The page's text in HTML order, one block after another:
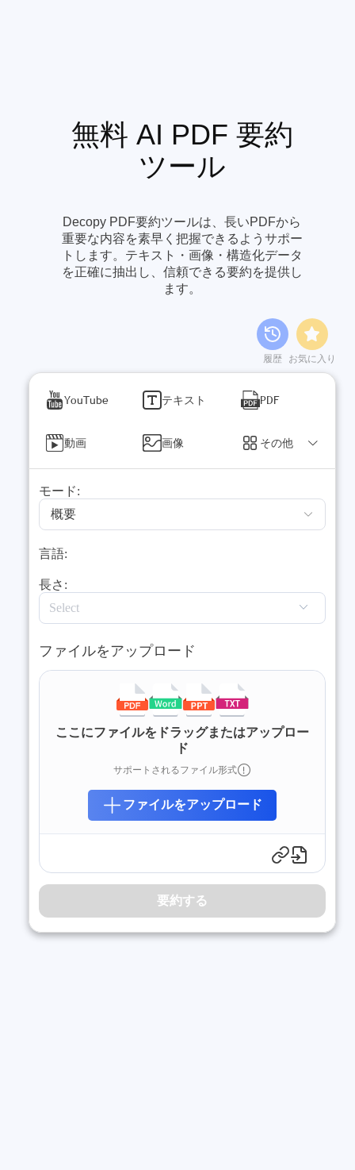
無料 AI PDF 要約
ツール
Decopy PDF要約ツールは、長いPDFから
重要な内容を素早く把握できるようサポー
トします。テキスト・画像・構造化データ
を正確に抽出し、信頼できる要約を提供し
ます。
履歴 お気に入り
YouTube テキスト PDF
動画 画像 その他
モード:
概要
言語:
長さ:
ファイルをアップロード
ここにファイルをドラッグまたはアップロー
ド
サポートされるファイル形式
ファイルをアップロード
要約する